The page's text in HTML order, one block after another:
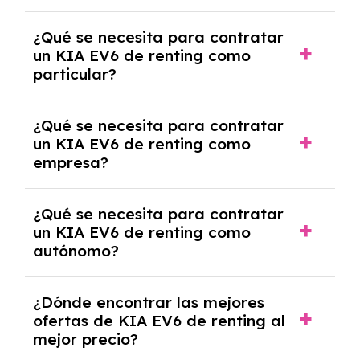
económica.
pero puede haber penalizaciones por
cancelación anticipada. Es importante revisar
las condiciones del contrato y hablar con un
experto que te asesore.
¿Qué se necesita para contratar
un KIA EV6 de renting como
particular?
y, en algunos casos, una consulta de solvencia
crediticia y un pago inicial.
¿Qué se necesita para contratar
un KIA EV6 de renting como
empresa?
documentación financiera y, en algunos
casos, un informe de solvencia de la empresa
y un pago inicial.
¿Qué se necesita para contratar
un KIA EV6 de renting como
autónomo?
autónomos, justificante de ingresos y, en
algunos casos, un informe fiscal y un pago
inicial.
¿Dónde encontrar las mejores
ofertas de KIA EV6 de renting al
mejor precio?